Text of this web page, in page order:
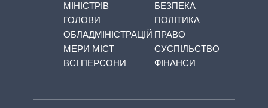
МІНІСТРІВ
ГОЛОВИ
ОБЛАДМІНІСТРАЦІЙ
МЕРИ МІСТ
ВСІ ПЕРСОНИ
БЕЗПЕКА
ПОЛІТИКА
ПРАВО
СУСПІЛЬСТВО
ФІНАНСИ